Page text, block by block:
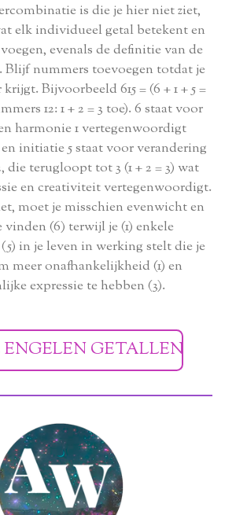
is die je hier niet ziet,
elk individueel getal betekent en
evenals de definitie van de
Blijf nummers toevoegen totdat je
Bijvoorbeeld 615 = (6 + 1 + 5 =
12: 1 + 2 = 3 toe). 6 staat voor
harmonie 1 vertegenwoordigt
initiatie 5 staat voor verandering
die terugloopt tot 3 (1 + 2 = 3) wat
en creativiteit vertegenwoordigt.
moet je misschien evenwicht en
(6) terwijl je (1) enkele
in je leven in werking stelt die je
meer onafhankelijkheid (1) en
expressie te hebben (3).
GETALLEN